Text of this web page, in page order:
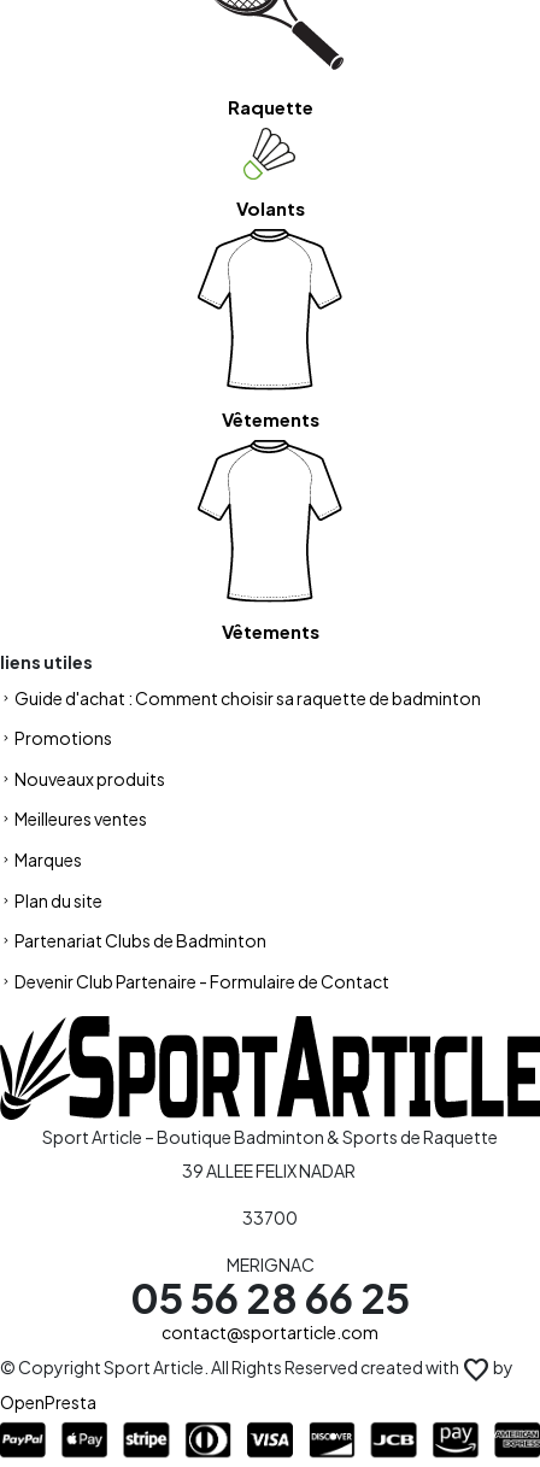
Raquette
Volants
Vêtements
Vêtements
liens utiles
Guide d'achat : Comment choisir sa raquette de badminton
Promotions
Nouveaux produits
Meilleures ventes
Marques
Plan du site
Partenariat Clubs de Badminton
Devenir Club Partenaire - Formulaire de Contact
Sport Article – Boutique Badminton & Sports de Raquette
39 ALLEE FELIX NADAR
33700
MERIGNAC
05 56 28 66 25
contact@sportarticle.com
© Copyright Sport Article. All Rights Reserved created with favorite by
OpenPresta